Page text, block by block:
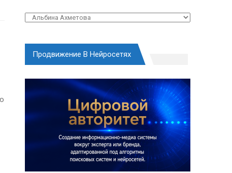
Рубрики
Продвижение В Нейросетях